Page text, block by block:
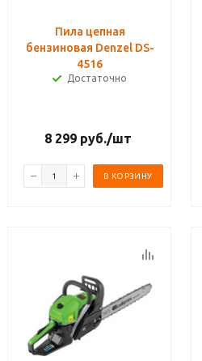
Пила цепная
бензиновая Denzel DS-
4516
Достаточно
8 299 руб./шт
В КОРЗИНУ